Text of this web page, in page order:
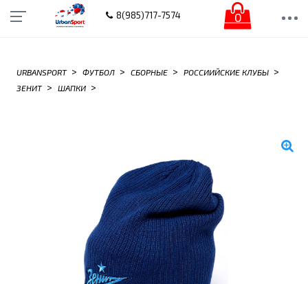
8(985)717-7574 0
URBANSPORT > ФУТБОЛ > СБОРНЫЕ > РОССИИЙСКИЕ КЛУБЫ >
ЗЕНИТ > ШАПКИ >